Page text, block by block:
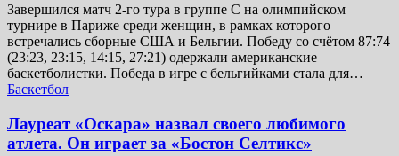
Завершился матч 2-го тура в группе C на олимпийском
турнире в Париже среди женщин, в рамках которого
встречались сборные США и Бельгии. Победу со счётом 87:74
(23:23, 23:15, 14:15, 27:21) одержали американские
баскетболистки. Победа в игре с бельгийками стала для…
Баскетбол
Лауреат «Оскара» назвал своего любимого
атлета. Он играет за «Бостон Селтикс»